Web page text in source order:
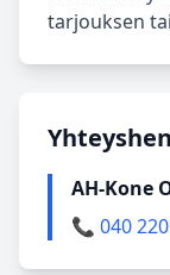
tarjouksen
AH-Kone
📞 040